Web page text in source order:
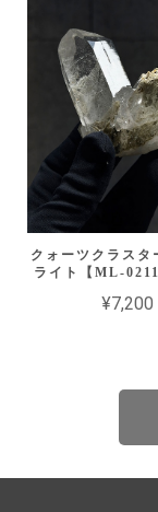
クォーツクラスタ
ライト【ML-
¥7,200